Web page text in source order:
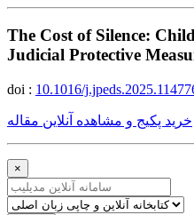
The Cost of Silence:
Judicial Protective
doi : 10.1016/
خرید پکیج و مشاهده آنلاین مقاله
×